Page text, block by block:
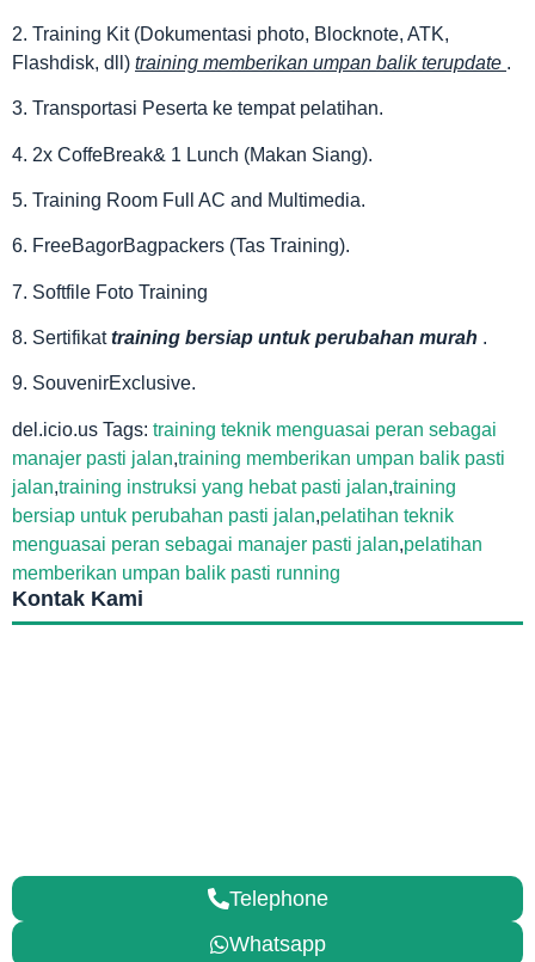
2. Training Kit (Dokumentasi photo, Blocknote, ATK,
Flashdisk, dll) training memberikan umpan balik terupdate .
3. Transportasi Peserta ke tempat pelatihan.
4. 2x CoffeBreak& 1 Lunch (Makan Siang).
5. Training Room Full AC and Multimedia.
6. FreeBagorBagpackers (Tas Training).
7. Softfile Foto Training
8. Sertifikattraining bersiap untuk perubahan murah .
9. SouvenirExclusive.
del.icio.us Tags: training teknik menguasai peran sebagai
manajer pasti jalan,training memberikan umpan balik pasti
jalan,training instruksi yang hebat pasti jalan,training
bersiap untuk perubahan pasti jalan,pelatihan teknik
menguasai peran sebagai manajer pasti jalan,pelatihan
memberikan umpan balik pasti running
Kontak Kami
Telephone
Whatsapp